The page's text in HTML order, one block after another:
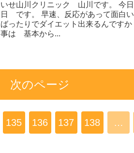
いせ山川クリニック 山川です。 今
日 です。 早速、反応があって面白
ばったりでダイエット出来るんです
事は 基本から...
次のページ
135 136 137 138 …